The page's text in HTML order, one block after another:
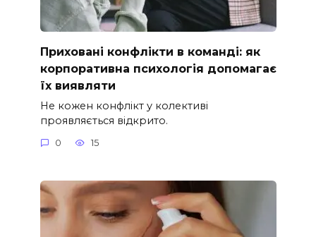
Приховані конфлікти в команді: як
корпоративна психологія допомагає
їх виявляти
Не кожен конфлікт у колективі
проявляється відкрито.
0 15